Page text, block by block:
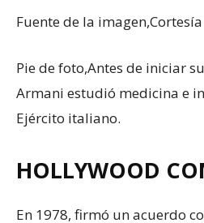
Fuente de la imagen,
Pie de foto,Antes de iniciar
Armani estudió medicina e
Ejército italiano.
HOLLYWOOD
En 1978, firmó un acuerdo